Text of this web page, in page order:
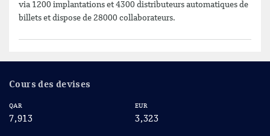
via 1200 implantations et 4300 distributeurs automatiques de
billets et dispose de 28000 collaborateurs.
Cours des devises
QAR
7,913
EUR
3,323